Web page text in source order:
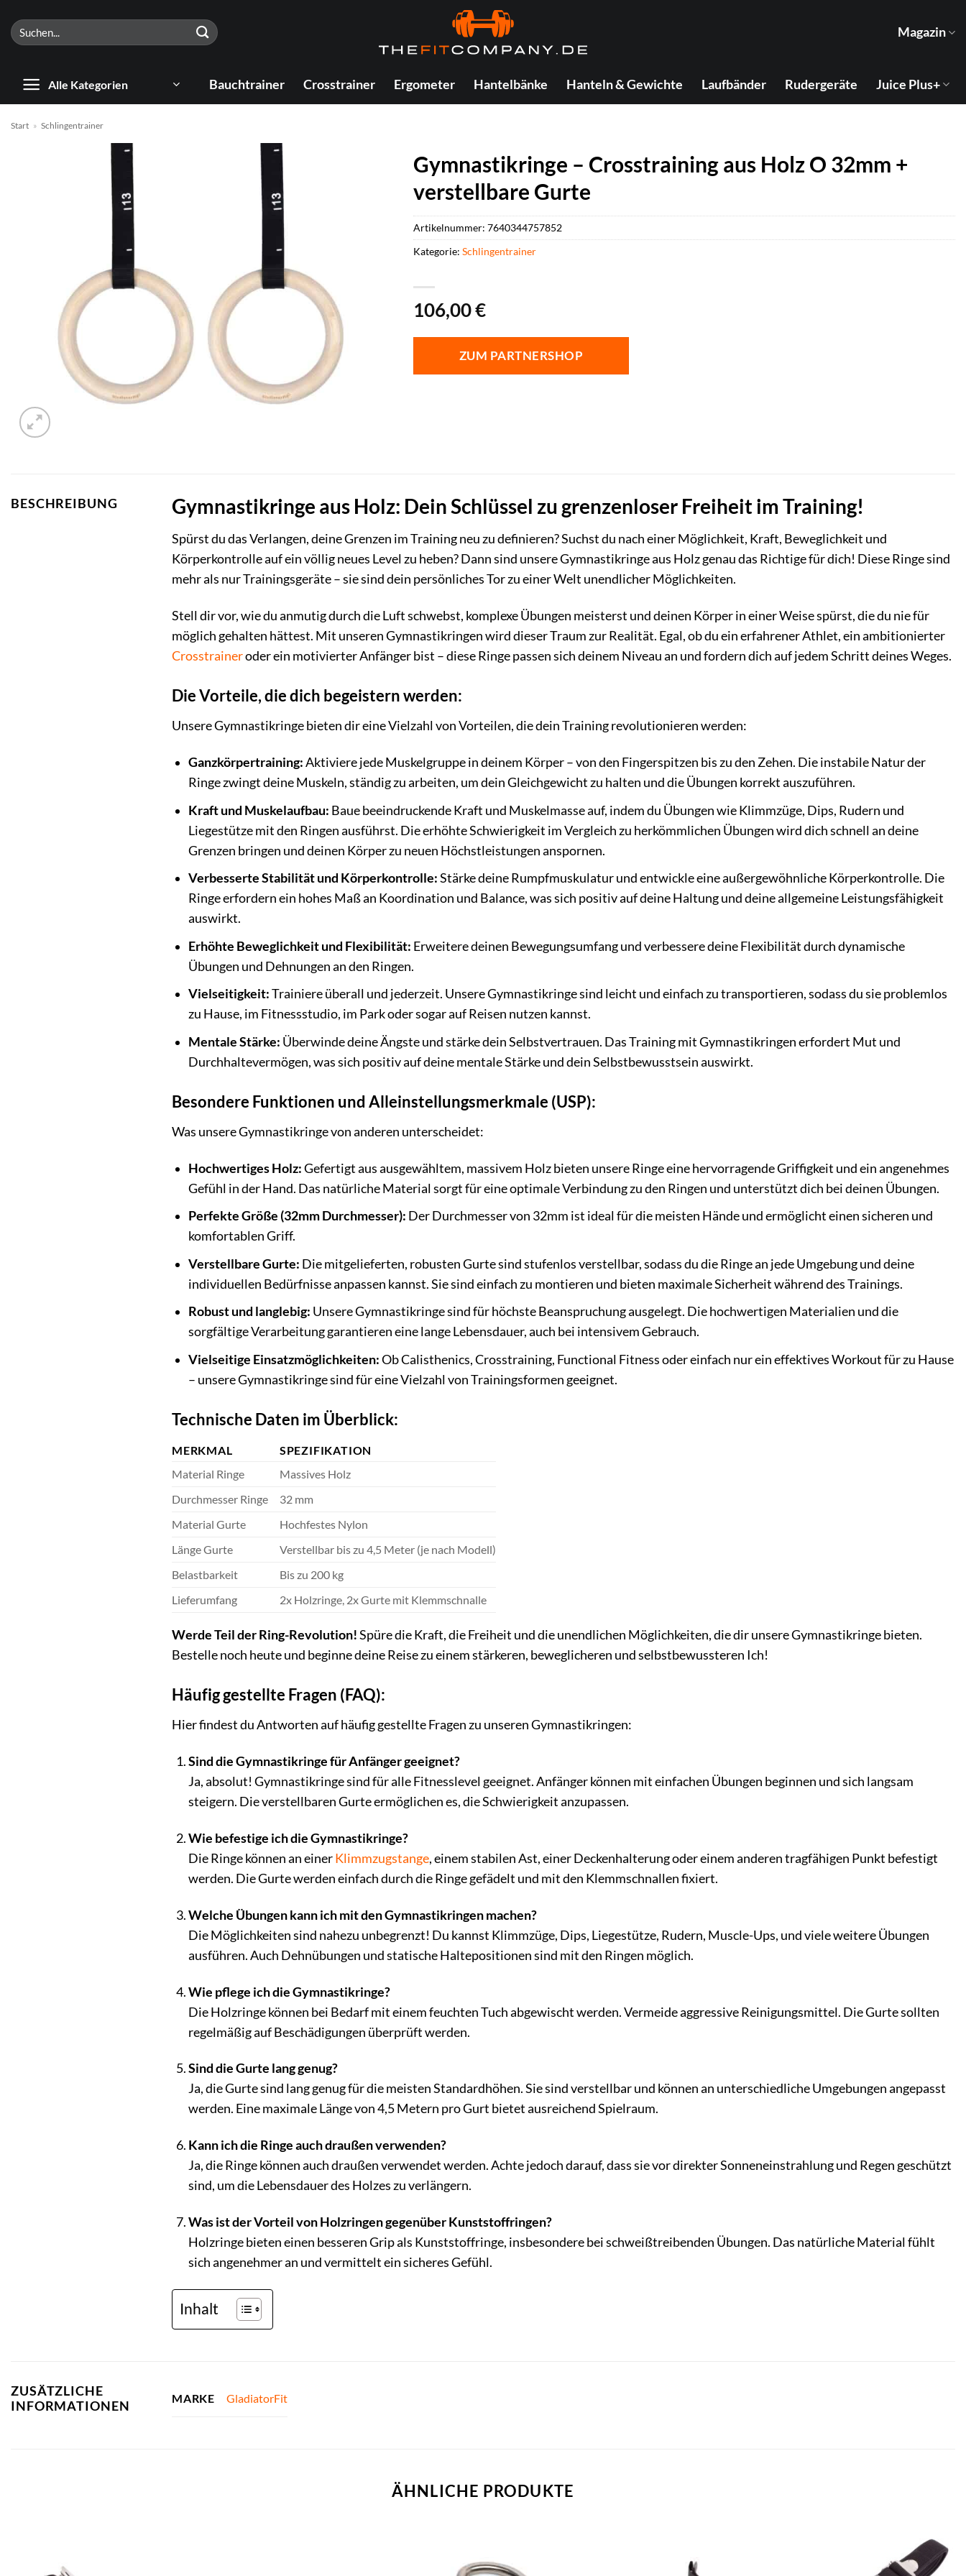
Inhalt
springen
Suchen
nach:
Magazin
Alle Kategorien Bauchtrainer Crosstrainer Ergometer Hantelbänke Hanteln & Gewichte Laufbänder Rudergeräte Juice Plus+
Start » Schlingentrainer
Gymnastikringe – Crosstraining aus Holz O 32mm +
verstellbare Gurte
106,00€
ZUM PARTNERSHOP
Artikelnummer: 7640344757852
Kategorie: Schlingentrainer
BESCHREIBUNG Gymnastikringe aus Holz: Dein Schlüssel zu grenzenloser Freiheit im Training!
Spürst du das Verlangen, deine Grenzen im Training neu zu definieren? Suchst du nach einer Möglichkeit, Kraft, Beweglichkeit und
Körperkontrolle auf ein völlig neues Level zu heben? Dann sind unsere Gymnastikringe aus Holz genau das Richtige für dich! Diese Ringe sind
mehr als nur Trainingsgeräte – sie sind dein persönliches Tor zu einer Welt unendlicher Möglichkeiten.
Stell dir vor, wie du anmutig durch die Luft schwebst, komplexe Übungen meisterst und deinen Körper in einer Weise spürst, die du nie für
möglich gehalten hättest. Mit unseren Gymnastikringen wird dieser Traum zur Realität. Egal, ob du ein erfahrener Athlet, ein ambitionierter
Crosstraineroder ein motivierter Anfänger bist – diese Ringe passen sich deinem Niveau an und fordern dich auf jedem Schritt deines Weges.
Die Vorteile, die dich begeistern werden:
Unsere Gymnastikringe bieten dir eine Vielzahl von Vorteilen, die dein Training revolutionieren werden:
Ganzkörpertraining:Aktiviere jede Muskelgruppe in deinem Körper – von den Fingerspitzen bis zu den Zehen. Die instabile Natur der
Ringe zwingt deine Muskeln, ständig zu arbeiten, um dein Gleichgewicht zu halten und die Übungen korrekt auszuführen.
Kraft und Muskelaufbau: Baue beeindruckende Kraft und Muskelmasse auf, indem du Übungen wie Klimmzüge, Dips, Rudern und
Liegestütze mit den Ringen ausführst. Die erhöhte Schwierigkeit im Vergleich zu herkömmlichen Übungen wird dich schnell an deine
Grenzen bringen und deinen Körper zu neuen Höchstleistungen anspornen.
Verbesserte Stabilität und Körperkontrolle:Stärke deine Rumpfmuskulatur und entwickle eine außergewöhnliche Körperkontrolle. Die
Ringe erfordern ein hohes Maß an Koordination und Balance, was sich positiv auf deine Haltung und deine allgemeine Leistungsfähigkeit
auswirkt.
Erhöhte Beweglichkeit und Flexibilität: Erweitere deinen Bewegungsumfang und verbessere deine Flexibilität durch dynamische
Übungen und Dehnungen an den Ringen.
Vielseitigkeit:Trainiere überall und jederzeit. Unsere Gymnastikringe sind leicht und einfach zu transportieren, sodass du sie problemlos
zu Hause, im Fitnessstudio, im Park oder sogar auf Reisen nutzen kannst.
Mentale Stärke: Überwinde deine Ängste und stärke dein Selbstvertrauen. Das Training mit Gymnastikringen erfordert Mut und
Durchhaltevermögen, was sich positiv auf deine mentale Stärke und dein Selbstbewusstsein auswirkt.
Besondere Funktionen und Alleinstellungsmerkmale (USP):
Was unsere Gymnastikringe von anderen unterscheidet:
Hochwertiges Holz:Gefertigt aus ausgewähltem, massivem Holz bieten unsere Ringe eine hervorragende Griffigkeit und ein angenehmes
Gefühl in der Hand. Das natürliche Material sorgt für eine optimale Verbindung zu den Ringen und unterstützt dich bei deinen Übungen.
Perfekte Größe (32mm Durchmesser): Der Durchmesser von 32mm ist ideal für die meisten Hände und ermöglicht einen sicheren und
komfortablen Griff.
Verstellbare Gurte: Die mitgelieferten, robusten Gurte sind stufenlos verstellbar, sodass du die Ringe an jede Umgebung und deine
individuellen Bedürfnisse anpassen kannst. Sie sind einfach zu montieren und bieten maximale Sicherheit während des Trainings.
Robust und langlebig: Unsere Gymnastikringe sind für höchste Beanspruchung ausgelegt. Die hochwertigen Materialien und die
sorgfältige Verarbeitung garantieren eine lange Lebensdauer, auch bei intensivem Gebrauch.
Vielseitige Einsatzmöglichkeiten:Ob Calisthenics, Crosstraining, Functional Fitness oder einfach nur ein effektives Workout für zu Hause
– unsere Gymnastikringe sind für eine Vielzahl von Trainingsformen geeignet.
Technische Daten im Überblick:
MERKMAL
SPEZIFIKATION
Material Ringe
Massives Holz
Durchmesser Ringe
32 mm
Material Gurte
Hochfestes Nylon
Länge Gurte
Verstellbar bis zu 4,5 Meter (je nach Modell)
Belastbarkeit
Bis zu 200 kg
Lieferumfang
2x Holzringe, 2x Gurte mit Klemmschnalle
Werde Teil der Ring-Revolution!Spüre die Kraft, die Freiheit und die unendlichen Möglichkeiten, die dir unsere Gymnastikringe bieten.
Bestelle noch heute und beginne deine Reise zu einem stärkeren, beweglicheren und selbstbewussteren Ich!
Häufig gestellte Fragen (FAQ):
Hier findest du Antworten auf häufig gestellte Fragen zu unseren Gymnastikringen:
Sind die Gymnastikringe für Anfänger geeignet?
Ja, absolut! Gymnastikringe sind für alle Fitnesslevel geeignet. Anfänger können mit einfachen Übungen beginnen und sich langsam
steigern. Die verstellbaren Gurte ermöglichen es, die Schwierigkeit anzupassen.
Wie befestige ich die Gymnastikringe?
Die Ringe können an einerKlimmzugstange, einem stabilen Ast, einer Deckenhalterung oder einem anderen tragfähigen Punkt befestigt
werden. Die Gurte werden einfach durch die Ringe gefädelt und mit den Klemmschnallen fixiert.
Welche Übungen kann ich mit den Gymnastikringen machen?
Die Möglichkeiten sind nahezu unbegrenzt! Du kannst Klimmzüge, Dips, Liegestütze, Rudern, Muscle-Ups, und viele weitere Übungen
ausführen. Auch Dehnübungen und statische Haltepositionen sind mit den Ringen möglich.
Wie pflege ich die Gymnastikringe?
Die Holzringe können bei Bedarf mit einem feuchten Tuch abgewischt werden. Vermeide aggressive Reinigungsmittel. Die Gurte sollten
regelmäßig auf Beschädigungen überprüft werden.
Sind die Gurte lang genug?
Ja, die Gurte sind lang genug für die meisten Standardhöhen. Sie sind verstellbar und können an unterschiedliche Umgebungen angepasst
werden. Eine maximale Länge von 4,5 Metern pro Gurt bietet ausreichend Spielraum.
Kann ich die Ringe auch draußen verwenden?
Ja, die Ringe können auch draußen verwendet werden. Achte jedoch darauf, dass sie vor direkter Sonneneinstrahlung und Regen geschützt
sind, um die Lebensdauer des Holzes zu verlängern.
Was ist der Vorteil von Holzringen gegenüber Kunststoffringen?
Holzringe bieten einen besseren Grip als Kunststoffringe, insbesondere bei schweißtreibenden Übungen. Das natürliche Material fühlt
sich angenehmer an und vermittelt ein sicheres Gefühl.
Inhalt
ZUSÄTZLICHE
INFORMATIONEN
MARKE GladiatorFit
ÄHNLICHE PRODUKTE